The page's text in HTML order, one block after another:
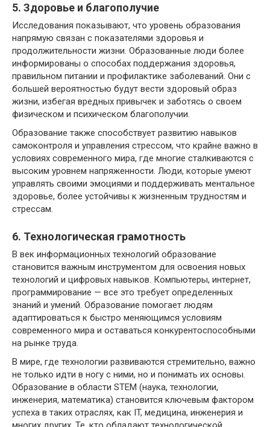
5. Здоровье и благополучие
Исследования показывают, что уровень образования
напрямую связан с показателями здоровья и
продолжительности жизни. Образованные люди более
информированы о способах поддержания здоровья,
правильном питании и профилактике заболеваний. Они с
большей вероятностью будут вести здоровый образ
жизни, избегая вредных привычек и заботясь о своем
физическом и психическом благополучии.
Образование также способствует развитию навыков
самоконтроля и управления стрессом, что крайне важно в
условиях современного мира, где многие сталкиваются с
высоким уровнем напряженности. Люди, которые умеют
управлять своими эмоциями и поддерживать ментальное
здоровье, более устойчивы к жизненным трудностям и
стрессам.
6. Технологическая грамотность
В век информационных технологий образование
становится важным инструментом для освоения новых
технологий и цифровых навыков. Компьютеры, интернет,
программирование — все это требует определенных
знаний и умений. Образование помогает людям
адаптироваться к быстро меняющимся условиям
современного мира и оставаться конкурентоспособными
на рынке труда.
В мире, где технологии развиваются стремительно, важно
не только идти в ногу с ними, но и понимать их основы.
Образование в области STEM (наука, технологии,
инженерия, математика) становится ключевым фактором
успеха в таких отраслях, как IT, медицина, инженерия и